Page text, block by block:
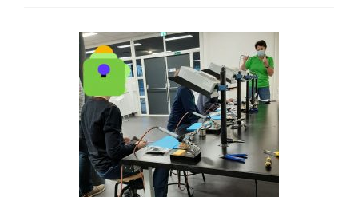
bij
Club
FabLab